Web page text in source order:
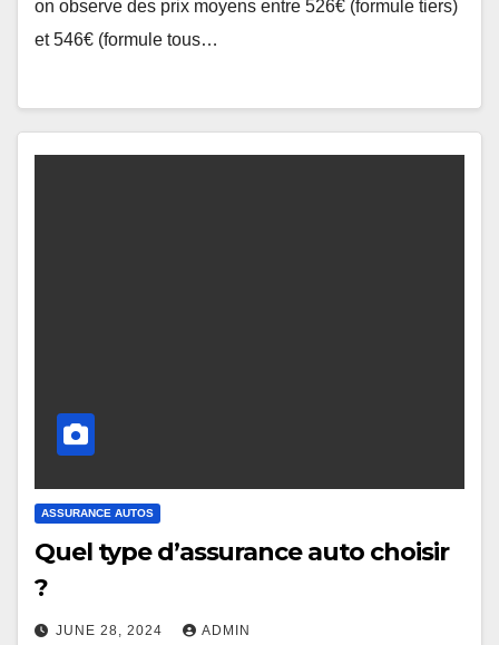
on observe des prix moyens entre 526€ (formule tiers)
et 546€ (formule tous…
ASSURANCE AUTOS
Quel type d’assurance auto choisir
?
JUNE 28, 2024 ADMIN